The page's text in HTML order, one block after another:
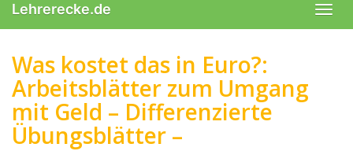
Lehrerecke.de
Was kostet das in Euro?:
Arbeitsblätter zum Umgang
mit Geld – Differenzierte
Übungsblätter –